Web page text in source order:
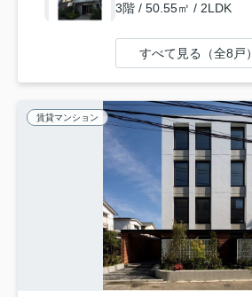
3階 / 50.55㎡ / 2LDK
すべて見る（全8戸）
賃貸マンション